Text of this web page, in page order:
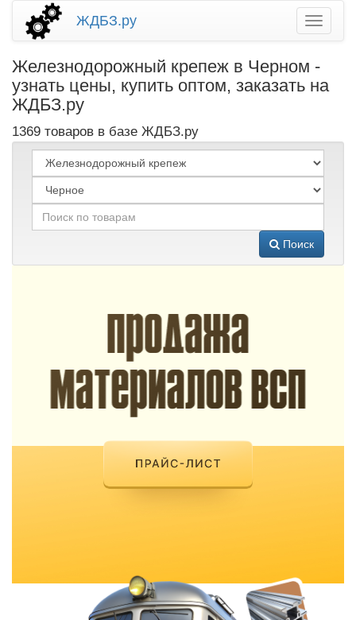
ЖДБЗ.ру
Железнодорожный крепеж в Черном -
узнать цены, купить оптом, заказать на
ЖДБЗ.ру
1369 товаров в базе ЖДБЗ.ру
Поиск